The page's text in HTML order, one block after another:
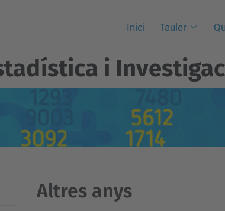
Inici Tauler
i
Altres anys